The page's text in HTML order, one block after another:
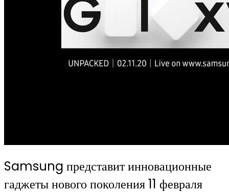
Samsung представит инновационные
гаджеты нового поколения 11 февраля